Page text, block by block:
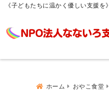
《子どもたちに温かく優しい支援を》
ホーム おやこ食堂